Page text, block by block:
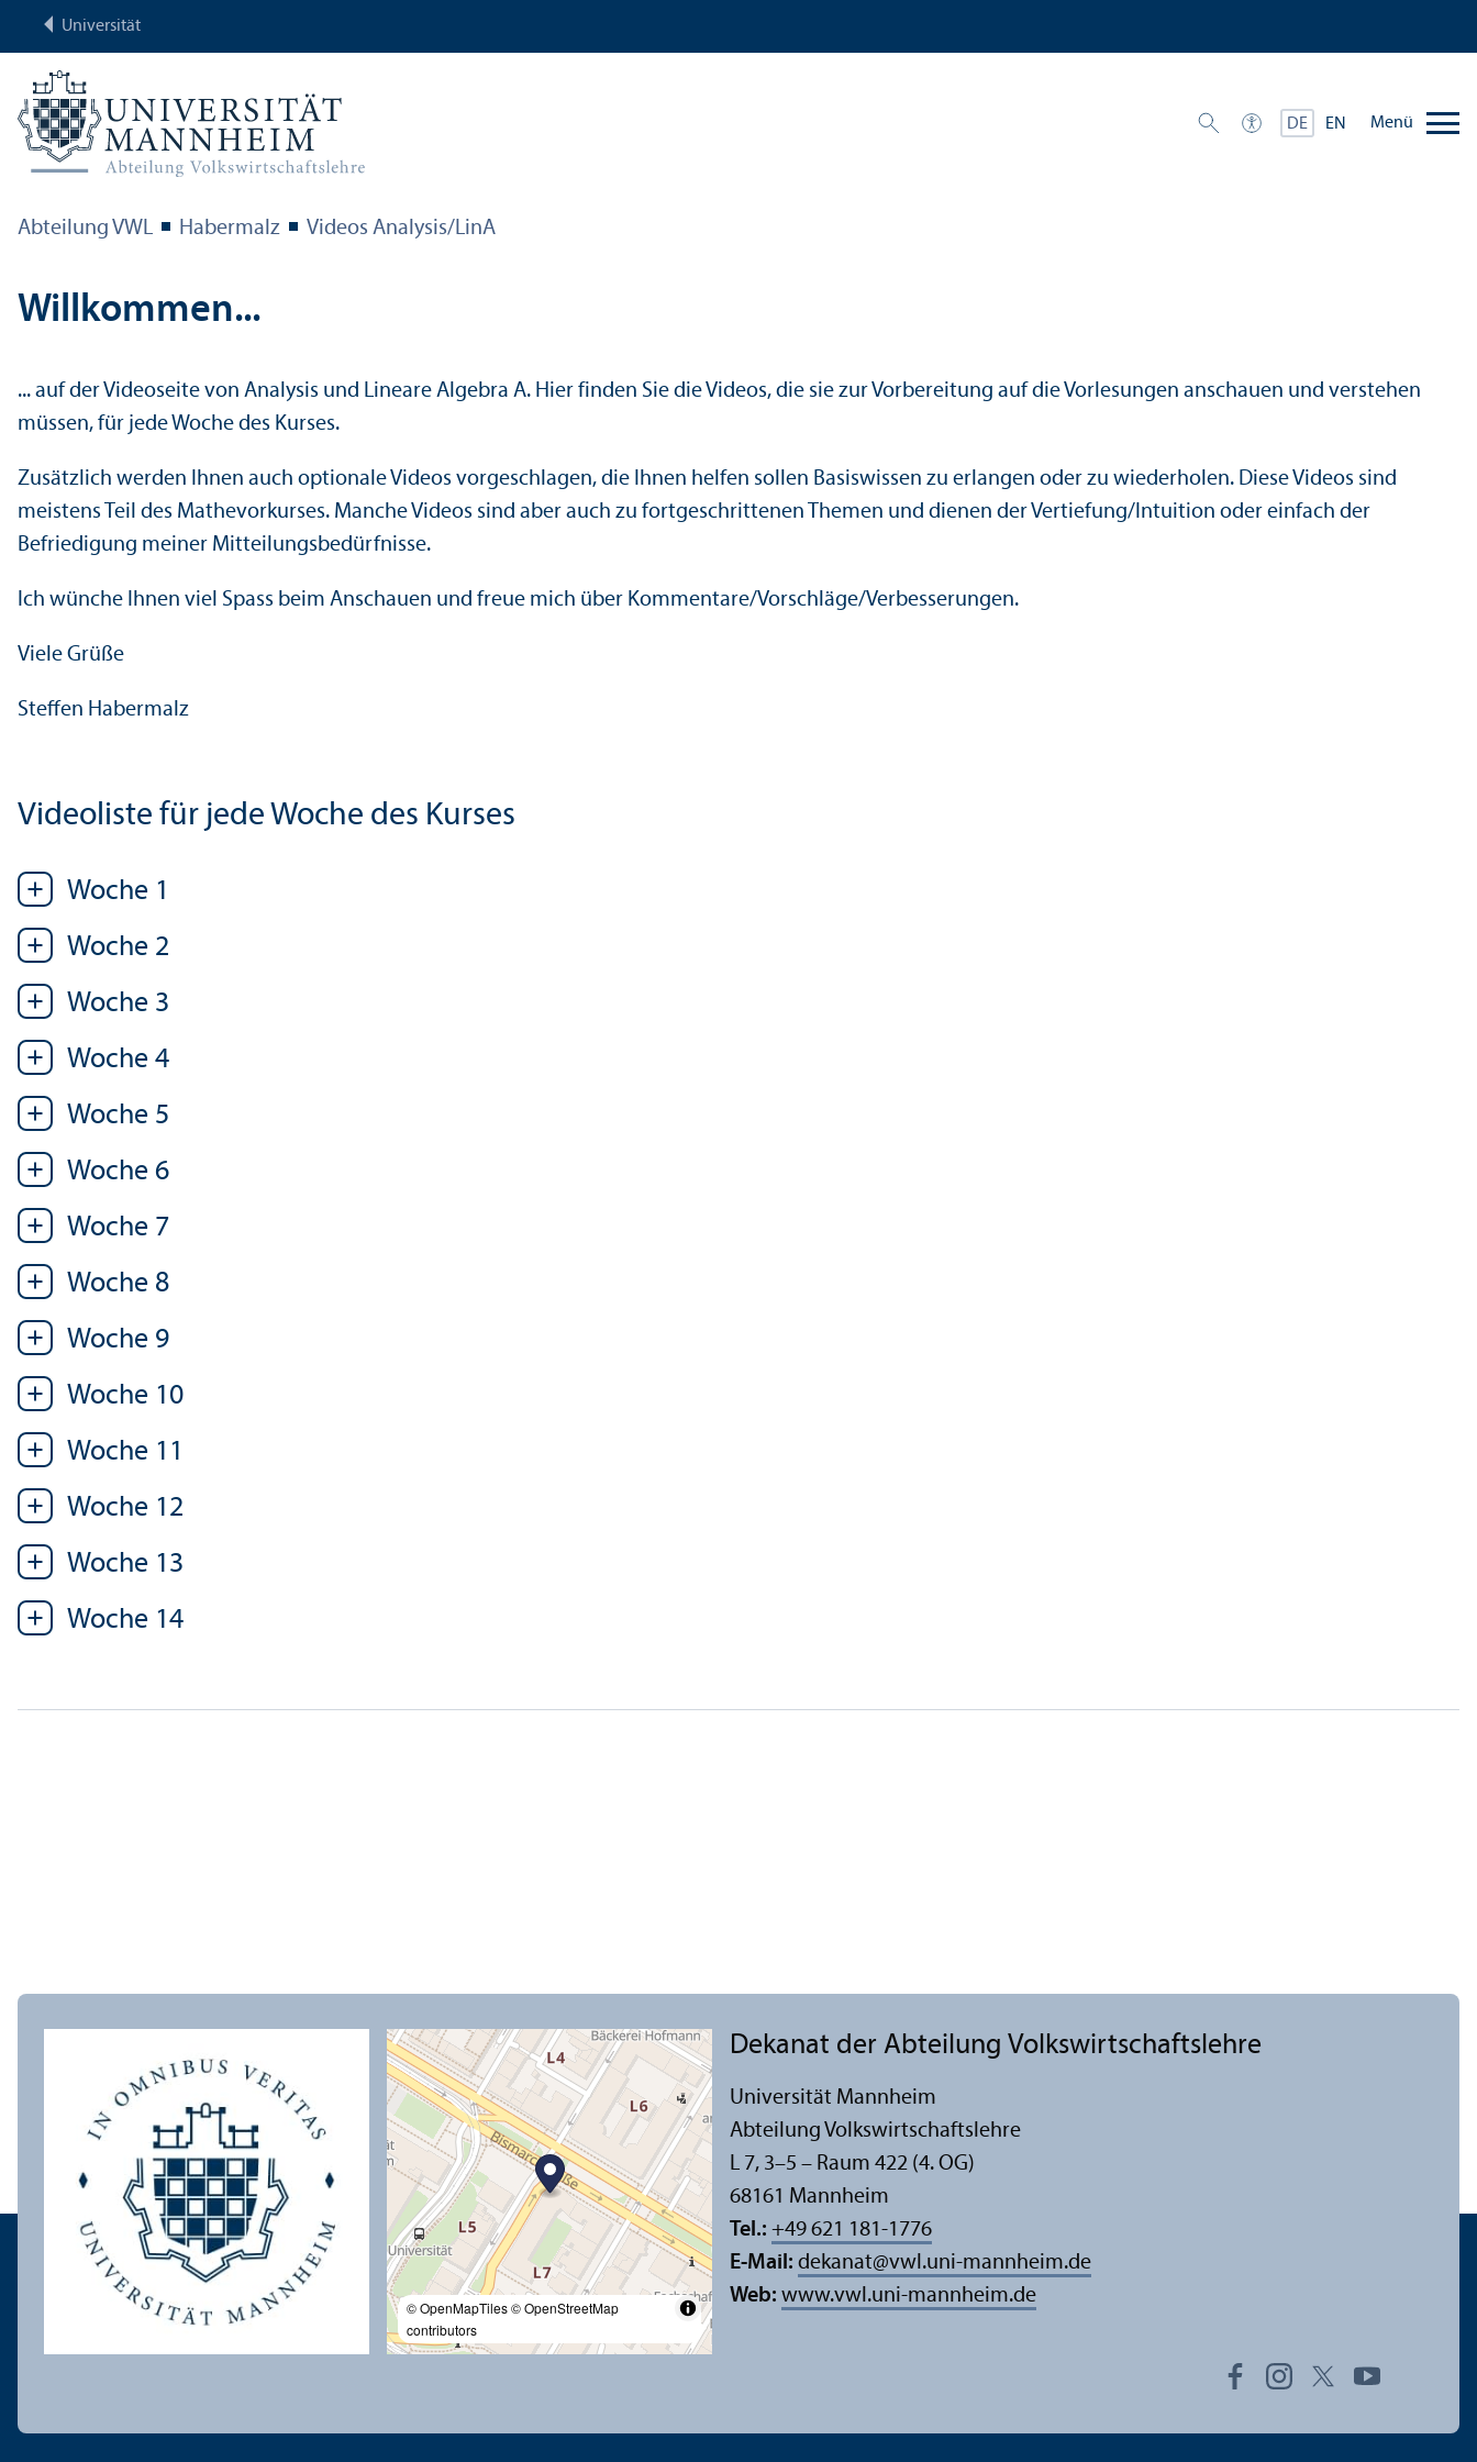
Universität
DE EN Menü
Abteilung VWL Habermalz Videos Analysis/LinA
Willkommen...
... auf der Videoseite von Analysis und Lineare Algebra A. Hier finden Sie die Videos, die sie zur Vorbereitung auf die Vorlesungen anschauen und verstehen
müssen, für jede Woche des Kurses.
Zusätzlich werden Ihnen auch optionale Videos vorgeschlagen, die Ihnen helfen sollen Basiswissen zu erlangen oder zu wiederholen. Diese Videos sind
meistens Teil des Mathevorkurses. Manche Videos sind aber auch zu fortgeschrittenen Themen und dienen der Vertiefung/ Intuition oder einfach der
Befriedigung meiner Mitteilungs­bedürfnisse.
Ich wünche Ihnen viel Spass beim Anschauen und freue mich über Kommentare/Vorschläge/Verbesserungen.
Viele Grüße
Steffen Habermalz
Videoliste für jede Woche des Kurses
Woche 1
Woche 2
Woche 3
Woche 4
Woche 5
Woche 6
Woche 7
Woche 8
Woche 9
Woche 10
Woche 11
Woche 12
Woche 13
Woche 14
© OpenMapTiles© OpenStreetMap
contributors
Dekanat der Abteilung Volkswirtschafts­lehre
Universität Mannheim
Abteilung Volkswirtschafts­lehre
L 7, 3–5 – Raum 422 (4. OG)
68161 Mannheim
Tel.: +49 621 181-1776
E-Mail: dekanat@vwl.uni-mannheim.de
Web: www.vwl.uni-mannheim.de